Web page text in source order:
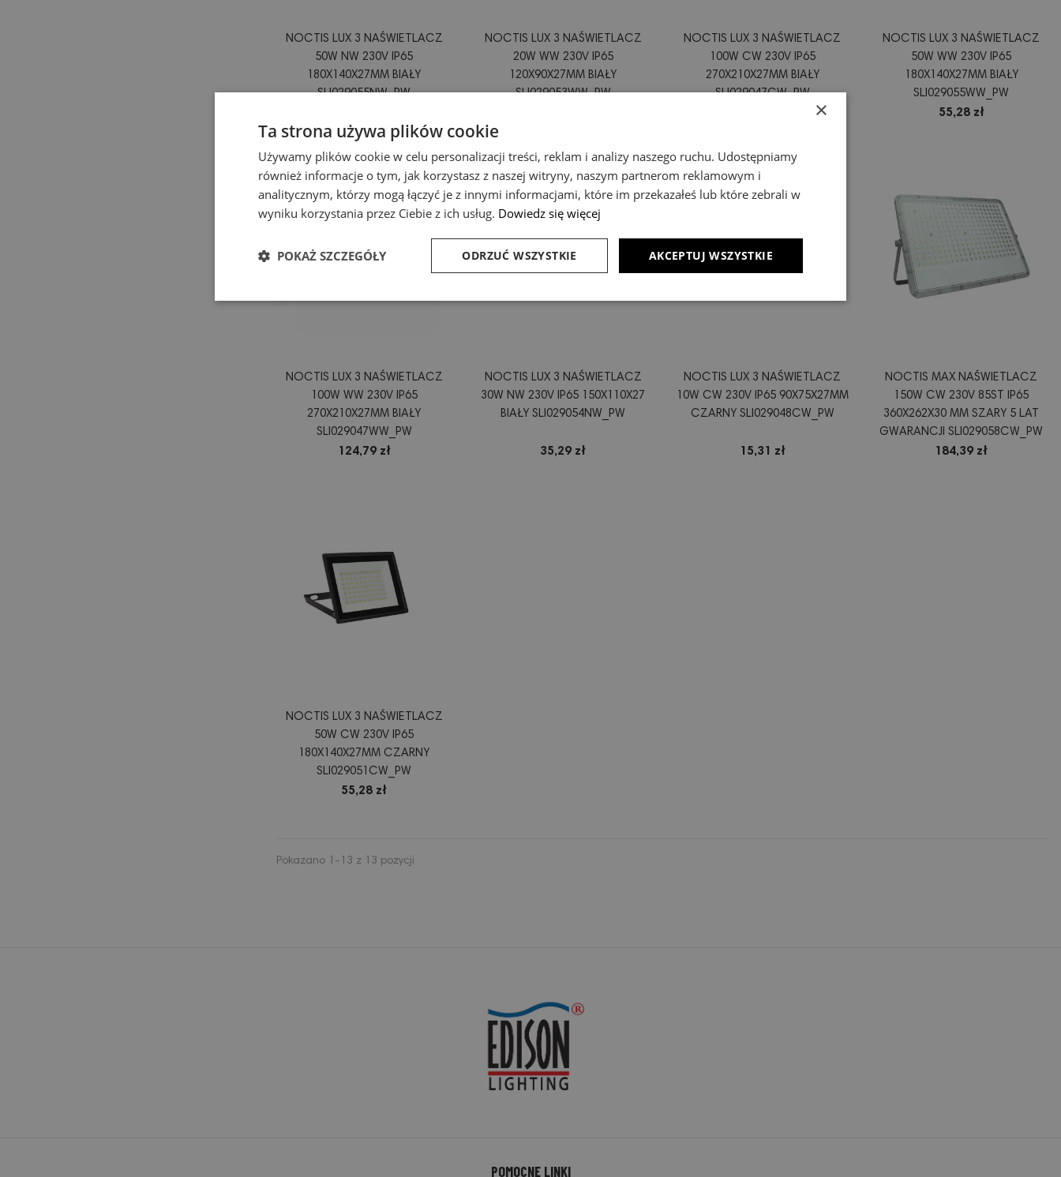
NOCTIS LUX 3 NAŚWIETLACZ
50W NW 230V IP65
180X140X27MM BIAŁY
SLI029055NW_PW
NOCTIS LUX 3 NAŚWIETLACZ
20W WW 230V IP65
120X90X27MM BIAŁY
SLI029053WW_PW
NOCTIS LUX 3 NAŚWIETLACZ
100W CW 230V IP65
270X210X27MM BIAŁY
SLI029047CW_PW
NOCTIS LUX 3 NAŚWIETLACZ
50W WW 230V IP65
180X140X27MM BIAŁY
SLI029055WW_PW
55,28 zł
NOCTIS LUX 3 NAŚWIETLACZ
100W WW 230V IP65
270X210X27MM BIAŁY
SLI029047WW_PW
124,79 zł
NOCTIS LUX 3 NAŚWIETLACZ
30W NW 230V IP65 150X110X27
BIAŁY SLI029054NW_PW
35,29 zł
NOCTIS LUX 3 NAŚWIETLACZ
10W CW 230V IP65 90X75X27MM
CZARNY SLI029048CW_PW
15,31 zł
NOCTIS MAX NAŚWIETLACZ
150W CW 230V 85ST IP65
360X262X30 MM SZARY 5 LAT
GWARANCJI SLI029058CW_PW
184,39 zł
NOCTIS LUX 3 NAŚWIETLACZ
50W CW 230V IP65
180X140X27MM CZARNY
SLI029051CW_PW
55,28 zł
Pokazano 1-13 z 13 pozycji
POMOCNE LINKI
×
Ta strona używa plików cookie
Używamy plików cookie w celu personalizacji treści, reklam i analizy naszego ruchu. Udostępniamy
również informacje o tym, jak korzystasz z naszej witryny, naszym partnerom reklamowym i
analitycznym, którzy mogą łączyć je z innymi informacjami, które im przekazałeś lub które zebrali w
wyniku korzystania przez Ciebie z ich usług. Dowiedz się więcej
AKCEPTUJ WSZYSTKIE
ODRZUĆ WSZYSTKIE
POKAŻ SZCZEGÓŁY